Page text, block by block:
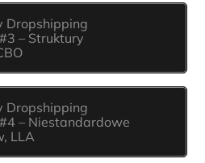
Dropshipping
– Struktury
Dropshipping
– Niestandardowe
LLA